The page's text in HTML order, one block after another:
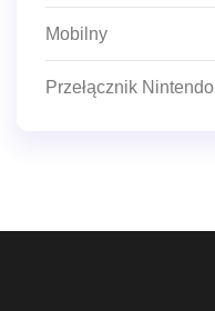
Mobilny
Przełącznik Nintendo